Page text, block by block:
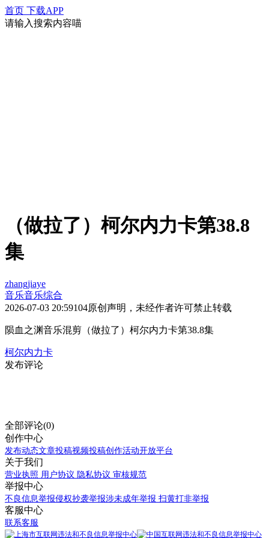
首页 下载APP
请输入搜索内容喵
（做拉了）柯尔内力卡第38.8
集
zhangjiaye
音乐音乐综合
2026-07-03 20:59104原创声明，未经作者许可禁止转载
陨血之渊音乐混剪（做拉了）柯尔内力卡第38.8集
柯尔内力卡
发布评论
全部评论(0)
创作中心
发布动态文章投稿视频投稿创作活动开放平台
关于我们
营业执照 用户协议 隐私协议 审核规范
举报中心
不良信息举报侵权抄袭举报涉未成年举报 扫黄打非举报
客服中心
联系客服